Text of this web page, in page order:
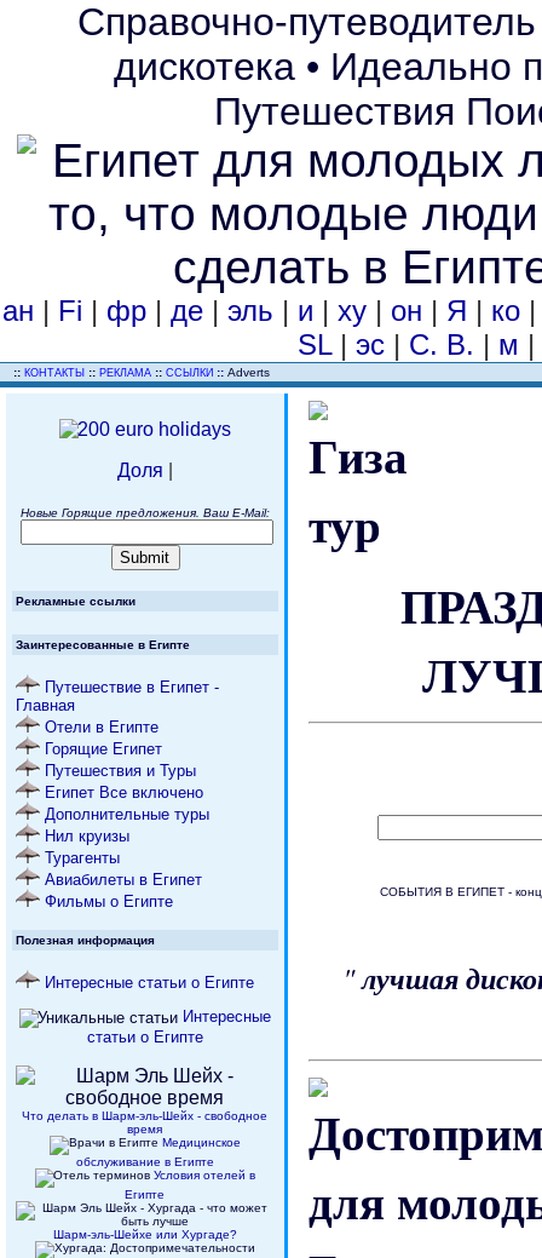
Справочно-
дискотека • Идеально
Путешествия
ан | Fi | фр | де | эль | и | ху | он | Я | ко
SL |эс | С. В. | м
:: КОНТАКТЫ :: РЕКЛАМА :: ССЫЛКИ :: Adverts
Доля
Новые Горящие предложения. Ваш E-Mail:
Рекламные ссылки
Заинтересованные в Египте
Путешествие в Египет -
Главная
Отели в Египте
Горящие Египет
Путешествия и Туры
Египет Все включено
Дополнительные туры
Нил круизы
Турагенты
Авиабилеты в Египет
Фильмы о Египте
Полезная информация
Интересные статьи о Египте
Интересные
статьи о Египте
Что делать в Шарм-эль-Шейх - свободное
время
Медицинское
обслуживание в Египте
Условия отелей в
Египте
Шарм-эль-Шейхе или Хургаде?
СОБЫТИЯ В ЕГИПЕТ -
"лучшая